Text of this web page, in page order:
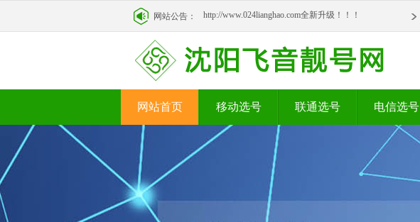
网站公告： http://www.024lianghao.com全新升级！！！
网站首页 移动选号 联通选号 电信选号